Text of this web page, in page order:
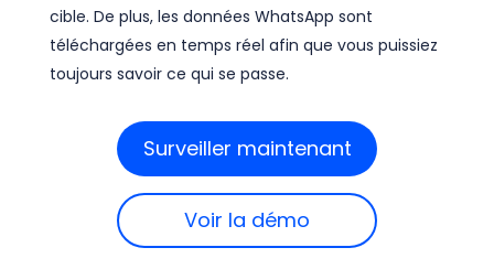
cible. De plus, les données WhatsApp sont
téléchargées en temps réel afin que vous puissiez
toujours savoir ce qui se passe.
Surveiller maintenant
Voir la démo